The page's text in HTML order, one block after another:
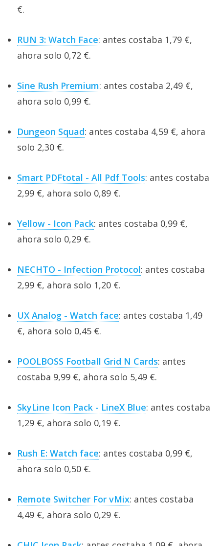
€.
RUN 3: Watch Face: antes costaba 1,79 €,
ahora solo 0,72 €.
Sine Rush Premium: antes costaba 2,49 €,
ahora solo 0,99 €.
Dungeon Squad: antes costaba 4,59 €, ahora
solo 2,30 €.
Smart PDFtotal - All Pdf Tools: antes costaba
2,99 €, ahora solo 0,89 €.
Yellow - Icon Pack: antes costaba 0,99 €,
ahora solo 0,29 €.
NECHTO - Infection Protocol: antes costaba
2,99 €, ahora solo 1,20 €.
UX Analog - Watch face: antes costaba 1,49
€, ahora solo 0,45 €.
POOLBOSS Football Grid N Cards: antes
costaba 9,99 €, ahora solo 5,49 €.
SkyLine Icon Pack - LineX Blue: antes costaba
1,29 €, ahora solo 0,19 €.
Rush E: Watch face: antes costaba 0,99 €,
ahora solo 0,50 €.
Remote Switcher For vMix: antes costaba
4,49 €, ahora solo 0,29 €.